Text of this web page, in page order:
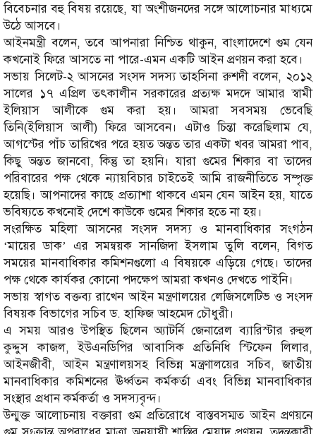
বিবেচনার বহু বিষয় রয়েছে, যা অংশীজনদের সঙ্গে আলোচনার মাধ্যমে
উঠে আসবে।
আইনমন্ত্রী বলেন, তবে আপনারা নিশ্চিত থাকুন, বাংলাদেশে গুম যেন
কখনোই ফিরে আসতে না পারে-এমন একটি আইন প্রণয়ন করা হবে।
সভায় সিলেট-২ আসনের সংসদ সদস্য তাহসিনা রুশদী বলেন, ২০১২
সালের ১৭ এপ্রিল তৎকালীন সরকারের প্রত্যক্ষ মদদে আমার স্বামী
ইলিয়াস আলীকে গুম করা হয়। আমরা সবসময় ভেবেছি
তিনি(ইলিয়াস আলী) ফিরে আসবেন। এটাও চিন্তা করেছিলাম যে,
আগস্টের পাঁচ তারিখের পরে হয়ত অন্তত তার একটা খবর আমরা পাব,
কিছু অন্তত জানবো, কিন্তু তা হয়নি। যারা গুমের শিকার বা তাদের
পরিবারের পক্ষ থেকে ন্যায়বিচার চাইতেই আমি রাজনীতিতে সম্পৃক্ত
হয়েছি। আপনাদের কাছে প্রত্যাশা থাকবে এমন যেন আইন হয়, যাতে
ভবিষ্যতে কখনোই দেশে কাউকে গুমের শিকার হতে না হয়।
সংরক্ষিত মহিলা আসনের সংসদ সদস্য ও মানবাধিকার সংগঠন
‘মায়ের ডাক’ এর সমন্বয়ক সানজিদা ইসলাম তুলি বলেন, বিগত
সময়ের মানবাধিকার কমিশনগুলো এ বিষয়কে এড়িয়ে গেছে। তাদের
পক্ষ থেকে কার্যকর কোনো পদক্ষেপ আমরা কখনও দেখতে পাইনি।
সভায় স্বাগত বক্তব্য রাখেন আইন মন্ত্রণালয়ের লেজিসলেটিভ ও সংসদ
বিষয়ক বিভাগের সচিব ড. হাফিজ আহমেদ চৌধুরী।
এ সময় আরও উপস্থিত ছিলেন অ্যাটর্নি জেনারেল ব্যারিস্টার রুহুল
কুদ্দুস কাজল, ইউএনডিপির আবাসিক প্রতিনিধি স্টিফেন লিলার,
আইনজীবী, আইন মন্ত্রণালয়সহ বিভিন্ন মন্ত্রণালয়ের সচিব, জাতীয়
মানবাধিকার কমিশনের ঊর্ধ্বতন কর্মকর্তা এবং বিভিন্ন মানবাধিকার
সংস্থার প্রধান কর্মকর্তা ও সদস্যবৃন্দ।
উন্মুক্ত আলোচনায় বক্তারা গুম প্রতিরোধে বাস্তবসম্মত আইন প্রণয়নে